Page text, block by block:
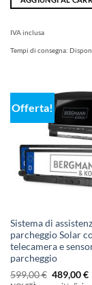
IVA inclusa
Tempi di consegna:
Offerta!
Sistema di
parcheggio Solar
telecamera e
parcheggio
599,00€ Il
prezzo
489,00€Il